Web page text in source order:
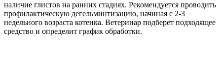
наличие глистов на ранних стадиях. Рекомендуется проводить
профилактическую дегельминтизацию, начиная с 2-3
недельного возраста котенка. Ветеринар подберет подходящее
средство и определит график обработки.